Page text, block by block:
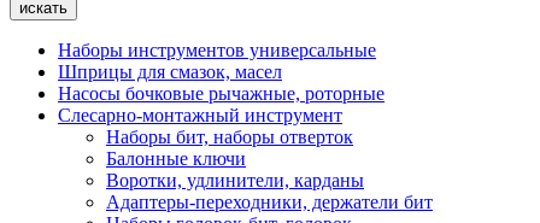
Наборы инструментов универсальные
Шприцы для смазок, масел
Насосы бочковые рычажные, роторные
Слесарно-монтажный инструмент
Наборы бит, наборы отверток
Балонные ключи
Воротки, удлинители, карданы
Адаптеры-переходники, держатели бит